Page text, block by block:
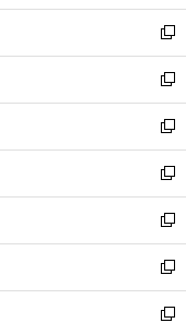
ン
ド
ウ
で
開
く
ウ
ィ
ン
ド
ウ
で
開
く
し
い
ウ
ィ
ン
ド
ウ
で
開
く
新
し
い
ウ
ィ
ン
ド
ウ
で
開
く
新
し
い
ウ
ィ
ン
ド
ウ
で
開
く
新
し
い
ウ
ィ
ン
ド
ウ
で
新
し
い
ウ
ィ
ン
ド
新
し
い
ウ
ィ
新
し
い
新